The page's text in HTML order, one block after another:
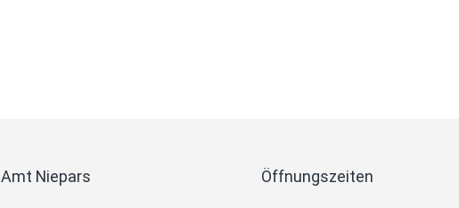
Amt Niepars Öffnungszeiten